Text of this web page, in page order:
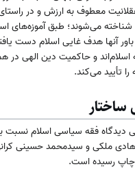
عقلانیت معطوف به ارزش و در
می‌شوند؛ طبق آموزه‌های
باور آنها هدف غایی اسلام دست
اسلام‌اند و حاکمیت دین الهی در
تأیید می‌کند.
دیدگاه فقه سیاسی اسلام نسبت